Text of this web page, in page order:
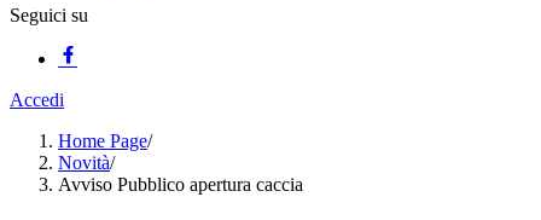
Seguici su
Accedi
Home Page/
Novità/
Avviso Pubblico apertura caccia